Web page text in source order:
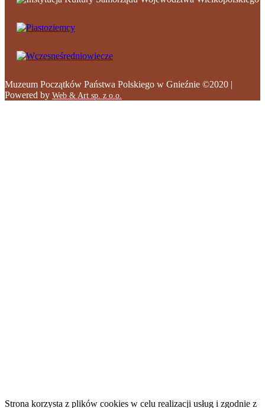
Muzeum Początków Państwa Polskiego w Gnieźnie ©2020 |
Powered by Web & Art sp. z o.o.
Strona korzysta z plików cookies w celu realizacji usług i zgodnie z